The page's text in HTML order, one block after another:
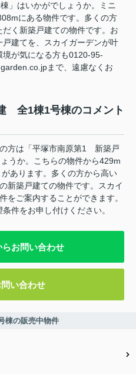
はいかがでしょうか。ミニ
にある物件です。多くの方
く新築戸建ての物件です。お
建てを、スカイガーデンが叶
境が気になる方も0120-95-
まで、遠慮なくお
全1棟1号棟のコメント
方は「平塚市南原第1 新築戸
うか。こちらの物件から429m
あります。多くの方から高い
新築戸建ての物件です。スカイ
をご案内することができます。
件をお申し付けください。
らお問い合わせ
い合わせ
の販売中物件